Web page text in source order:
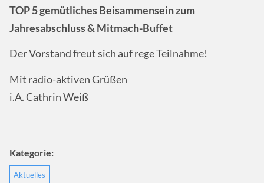
TOP 5 gemütliches Beisammensein zum
Jahresabschluss & Mitmach-Buffet
Der Vorstand freut sich auf rege Teilnahme!
Mit radio-aktiven Grüßen
i.A. Cathrin Weiß
Kategorie:
Aktuelles